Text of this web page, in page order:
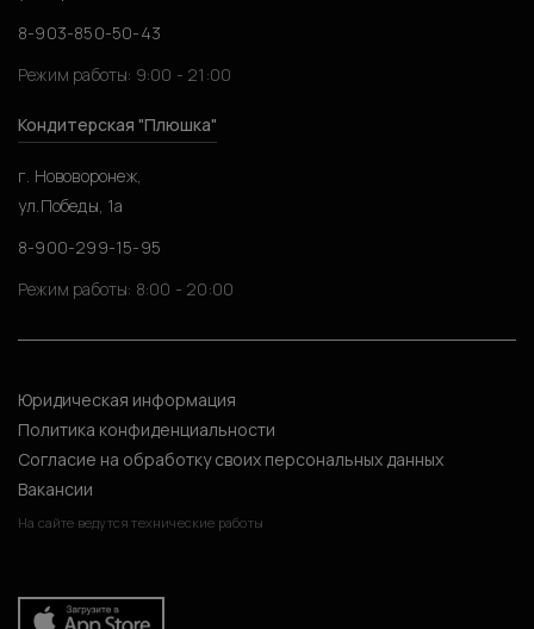
8-903-850-50-43
Режим работы: 9:00 - 21:00
Кондитерская "Плюшка"
г. Нововоронеж,
ул.Победы, 1а
8-900-299-15-95
Режим работы: 8:00 - 20:00
Юридическая информация
Политика конфиденциальности
Согласие на обработку своих персональных данных
Вакансии
На сайте ведутся технические работы